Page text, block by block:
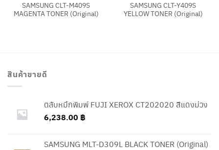
SAMSUNG CLT-M409S
MAGENTA TONER (Original)
SAMSUNG CLT-Y409S
YELLOW TONER (Original)
สินค้าขายดี
ตลับหมึกพิมพ์ FUJI XEROX CT202020 สีแดงม่วง
6,238.00 ฿
SAMSUNG MLT-D309L BLACK TONER (Original)